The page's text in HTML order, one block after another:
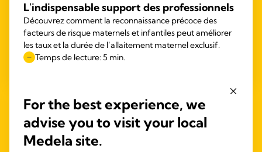
L'indispensable support des professionnels
Découvrez comment la reconnaissance précoce des
facteurs de risque maternels et infantiles peut améliorer
les taux et la durée de l’allaitement maternel exclusif.
Temps de lecture: 5 min.
For the best experience, we
advise you to visit your local
Medela site.